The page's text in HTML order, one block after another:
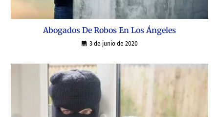
Abogados De Robos En Los Ángeles
3 de junio de 2020